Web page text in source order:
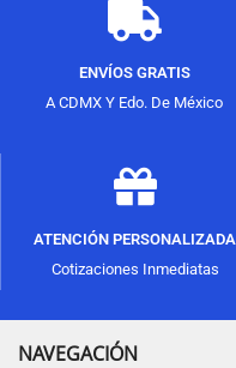
ENVÍOS GRATIS
A CDMX Y Edo. De México
ATENCIÓN PERSONALIZADA
Cotizaciones Inmediatas
NAVEGACIÓN